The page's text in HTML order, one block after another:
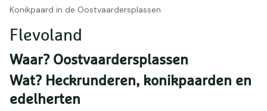
Konikpaard in de Oostvaardersplassen
Flevoland
Waar? Oostvaardersplassen
Wat? Heckrunderen, konikpaarden en
edelherten